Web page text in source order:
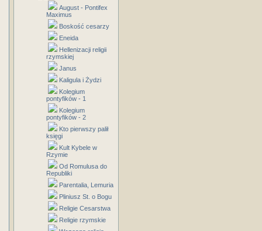
August - Pontifex
Maximus
Boskość cesarzy
Eneida
Hellenizacji religii
rzymskiej
Janus
Kaligula i Żydzi
Kolegium
pontyfików - 1
Kolegium
pontyfików - 2
Kto pierwszy palił
księgi
Kult Kybele w
Rzymie
Od Romulusa do
Republiki
Parentalia, Lemuria
Pliniusz St. o Bogu
Religie Cesarstwa
Religie rzymskie